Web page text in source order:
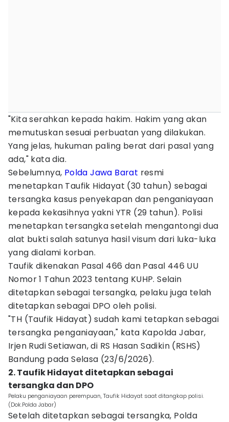
"Kita serahkan kepada hakim. Hakim yang akan
memutuskan sesuai perbuatan yang dilakukan.
Yang jelas, hukuman paling berat dari pasal yang
ada," kata dia.
Sebelumnya, Polda Jawa Barat resmi
menetapkan Taufik Hidayat (30 tahun) sebagai
tersangka kasus penyekapan dan penganiayaan
kepada kekasihnya yakni YTR (29 tahun). Polisi
menetapkan tersangka setelah mengantongi dua
alat bukti salah satunya hasil visum dari luka-luka
yang dialami korban.
Taufik dikenakan Pasal 466 dan Pasal 446 UU
Nomor 1 Tahun 2023 tentang KUHP. Selain
ditetapkan sebagai tersangka, pelaku juga telah
ditetapkan sebagai DPO oleh polisi.
"TH (Taufik Hidayat) sudah kami tetapkan sebagai
tersangka penganiayaan," kata Kapolda Jabar,
Irjen Rudi Setiawan, di RS Hasan Sadikin (RSHS)
Bandung pada Selasa (23/6/2026).
2. Taufik Hidayat ditetapkan sebagai
tersangka dan DPO
Pelaku penganiayaan perempuan, Taufik Hidayat saat ditangkap polisi.
(Dok.Polda Jabar)
Setelah ditetapkan sebagai tersangka, Polda